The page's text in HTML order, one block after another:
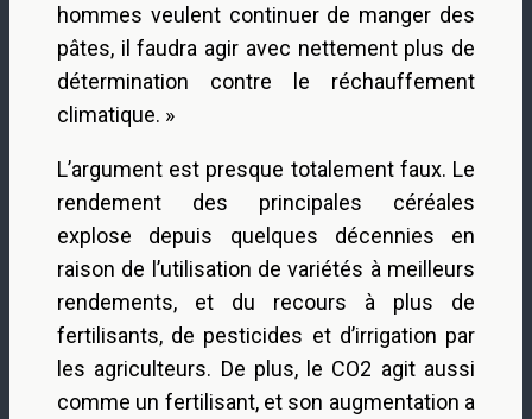
hommes veulent continuer de manger des
pâtes, il faudra agir avec nettement plus de
détermination contre le réchauffement
climatique. »
L’argument est presque totalement faux. Le
rendement des principales céréales
explose depuis quelques décennies en
raison de l’utilisation de variétés à meilleurs
rendements, et du recours à plus de
fertilisants, de pesticides et d’irrigation par
les agriculteurs. De plus, le CO2 agit aussi
comme un fertilisant, et son augmentation a